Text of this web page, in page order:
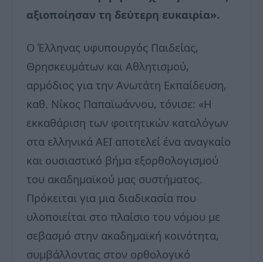
αξιοποίησαν τη δεύτερη ευκαιρία».
Ο Έλληνας υφυπουργός Παιδείας,
Θρησκευμάτων και Αθλητισμού,
αρμόδιος για την Ανωτάτη Εκπαίδευση,
καθ. Νίκος Παπαϊωάννου, τόνισε: «Η
εκκαθάριση των φοιτητικών καταλόγων
στα ελληνικά ΑΕΙ αποτελεί ένα αναγκαίο
και ουσιαστικό βήμα εξορθολογισμού
του ακαδημαϊκού μας συστήματος.
Πρόκειται για μια διαδικασία που
υλοποιείται στο πλαίσιο του νόμου με
σεβασμό στην ακαδημαϊκή κοινότητα,
συμβάλλοντας στον ορθολογικό